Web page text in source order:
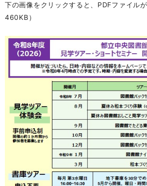
下の画像をクリックすると、PDFファイル
460KB）